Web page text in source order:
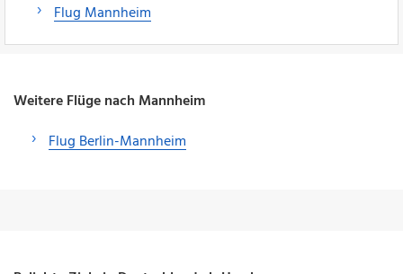
Flug Mannheim
Weitere Flüge nach Mannheim
Flug Berlin-Mannheim